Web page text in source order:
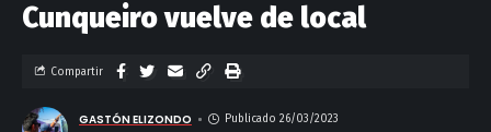
Cunqueiro vuelve de local
GASTÓN ELIZONDO Publicado 26/03/2023
Compartir